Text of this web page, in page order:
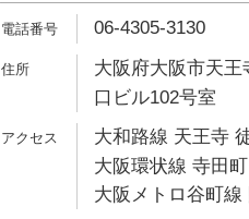
06-4305-3130
大阪府大阪市天
口ビル102号室
大和路線 天王寺
大阪環状線 寺田
大阪メトロ谷町